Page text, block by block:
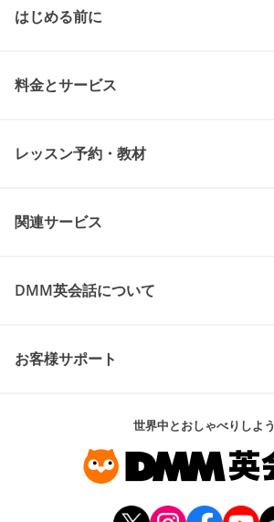
はじめる前に
料金とサービス
レッスン予約・教材
関連サービス
DMM英会話について
お客様サポート
世界中とおしゃべりしよう